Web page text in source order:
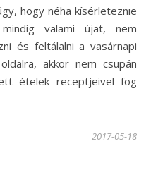
valami újat, nem
és feltálalni a vasárnapi
akkor nem csupán
ételek receptjeivel fog
2017-05-18